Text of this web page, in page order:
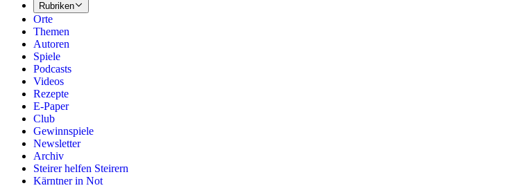
Rubriken
Orte
Themen
Autoren
Spiele
Podcasts
Videos
Rezepte
E-Paper
Club
Gewinnspiele
Newsletter
Archiv
Steirer helfen Steirern
Kärntner in Not